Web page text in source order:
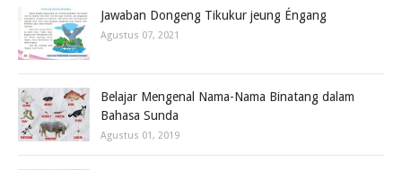
Jawaban Dongeng Tikukur jeung Éngang
Agustus 07, 2021
Belajar Mengenal Nama-Nama Binatang dalam
Bahasa Sunda
Agustus 01, 2019